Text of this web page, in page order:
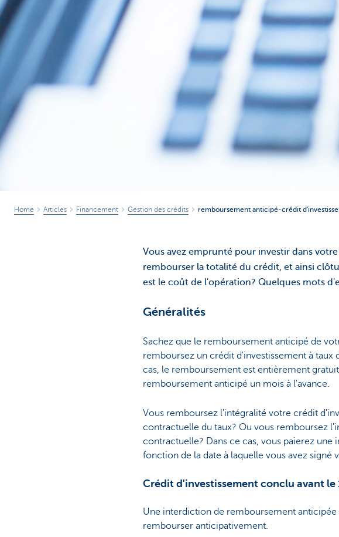
Home Articles Financement Gestion des crédits remboursement anticipé-crédit
Vous avez emprunté pour investir dans
rembourser la totalité du crédit, et ainsi
est le coût de l'opération? Quelques mots
Généralités
Sachez que le remboursement anticipé de
remboursez un crédit d'investissement à taux
cas, le remboursement est entièrement
remboursement anticipé un mois à l'avance.
Vous remboursez l'intégralité votre crédit
contractuelle du taux? Ou vous remboursez
contractuelle? Dans ce cas, vous paierez
fonction de la date à laquelle vous avez signé
Crédit d'investissement conclu avant le
Une interdiction de remboursement
rembourser anticipativement.